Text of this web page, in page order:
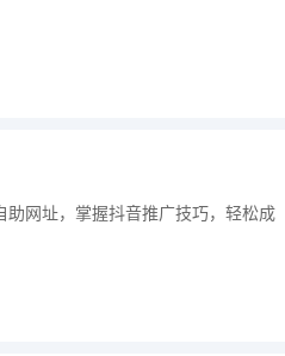
网址，掌握抖音推广技巧，轻松成